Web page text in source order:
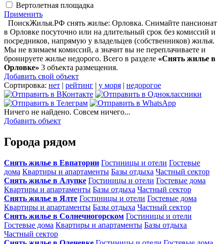
Вертолетная площадка
Применить
ПоискЖилья.РФ снять жилье: Орловка. Снимайте пансионат
в Орловке посуточно или на длительный срок без комиссий и
посредников, напрямую у владельцев (собственников) жилья.
Мы не взимаем комиссий, а значит вы не переплачиваете и
бронируете жилье недорого. Всего в разделе «Снять жилье в
Орловке» 3 объекта размещения.
Добавить свой объект
Сортировка: нет | рейтинг | у моря | недорогое
Ничего не найдено. Совсем ничего...
Добавить объект
Города рядом
Снять жилье в Евпатории Гостиницы и отели Гостевые
дома Квартиры и апартаменты Базы отдыха Частный сектор
Снять жилье в Алупке Гостиницы и отели Гостевые дома
Квартиры и апартаменты Базы отдыха Частный сектор
Снять жилье в Ялте Гостиницы и отели Гостевые дома
Квартиры и апартаменты Базы отдыха Частный сектор
Снять жилье в Солнечногорском Гостиницы и отели
Гостевые дома Квартиры и апартаменты Базы отдыха
Частный сектор